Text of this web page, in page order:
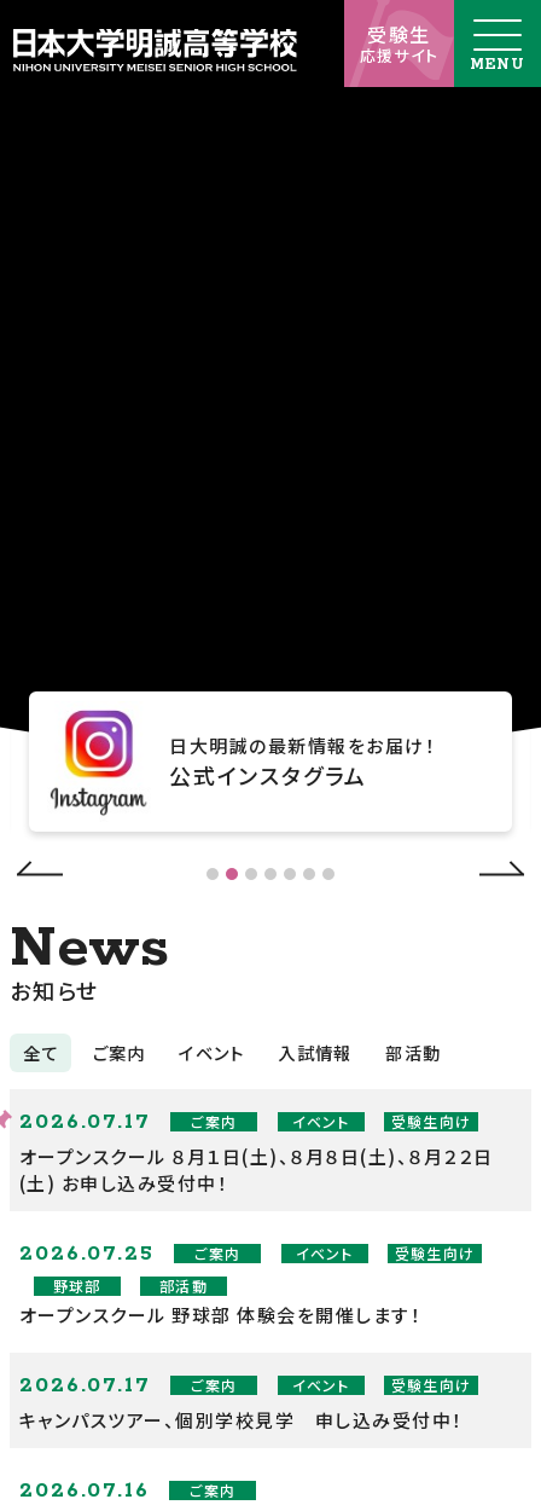
受験生
応援サイト
日大明誠の最新情報をお届け！
公式インスタグラム
お知らせ
全て ご案内 イベント 入試情報 部活動
2026.07.17 ご案内 イベント 受験生向け
オープンスクール ８月１日(土)、８月８日(土)、８月２２日
(土) お申し込み受付中！
2026.07.25 ご案内 イベント
受験生向け
野球部
部活動
オープンスクール 野球部 体験会を開催します！
2026.07.17 ご案内 イベント 受験生向け
キャンパスツアー、個別学校見学 申し込み受付中！
2026.07.16 ご案内